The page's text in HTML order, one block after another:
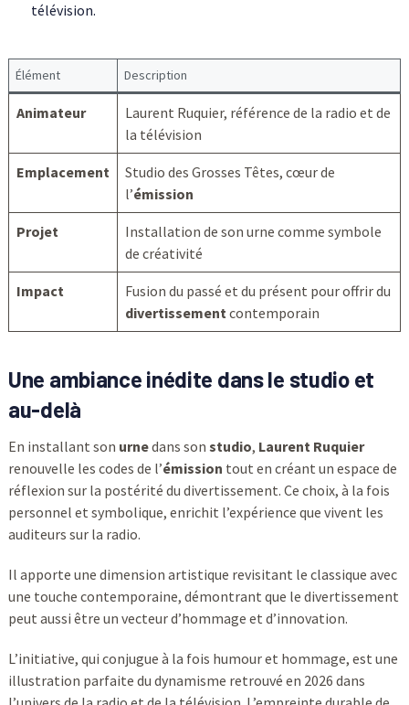
télévision.
Élément Description
Animateur
Laurent Ruquier, référence de la radio et de
la télévision
Emplacement
Studio des Grosses Têtes, cœur de
l’émission
Projet
Installation de son urne comme symbole
de créativité
Impact
Fusion du passé et du présent pour offrir du
divertissementcontemporain
Une ambiance inédite dans le studio et
au-delà
En installant son urnedans son studio, Laurent Ruquier
renouvelle les codes de l’émission tout en créant un espace de
réflexion sur la postérité du divertissement. Ce choix, à la fois
personnel et symbolique, enrichit l’expérience que vivent les
auditeurs sur la radio.
Il apporte une dimension artistique revisitant le classique avec
une touche contemporaine, démontrant que le divertissement
peut aussi être un vecteur d’hommage et d’innovation.
L’initiative, qui conjugue à la fois humour et hommage, est une
illustration parfaite du dynamisme retrouvé en 2026 dans